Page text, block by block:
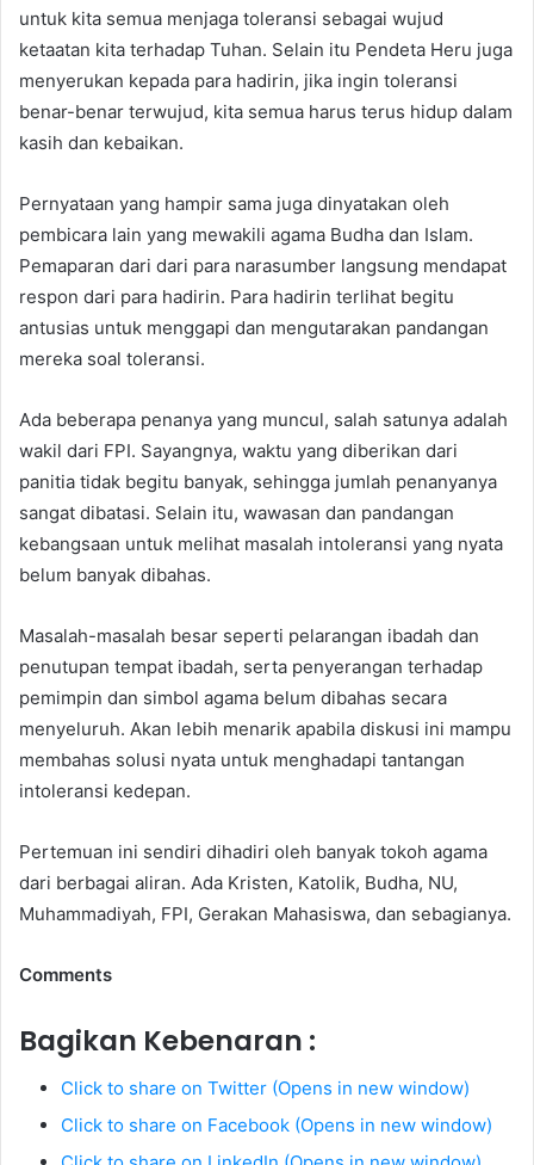
untuk kita semua menjaga toleransi sebagai wujud
ketaatan kita terhadap Tuhan. Selain itu Pendeta Heru juga
menyerukan kepada para hadirin, jika ingin toleransi
benar-benar terwujud, kita semua harus terus hidup dalam
kasih dan kebaikan.
Pernyataan yang hampir sama juga dinyatakan oleh
pembicara lain yang mewakili agama Budha dan Islam.
Pemaparan dari dari para narasumber langsung mendapat
respon dari para hadirin. Para hadirin terlihat begitu
antusias untuk menggapi dan mengutarakan pandangan
mereka soal toleransi.
Ada beberapa penanya yang muncul, salah satunya adalah
wakil dari FPI. Sayangnya, waktu yang diberikan dari
panitia tidak begitu banyak, sehingga jumlah penanyanya
sangat dibatasi. Selain itu, wawasan dan pandangan
kebangsaan untuk melihat masalah intoleransi yang nyata
belum banyak dibahas.
Masalah-masalah besar seperti pelarangan ibadah dan
penutupan tempat ibadah, serta penyerangan terhadap
pemimpin dan simbol agama belum dibahas secara
menyeluruh. Akan lebih menarik apabila diskusi ini mampu
membahas solusi nyata untuk menghadapi tantangan
intoleransi kedepan.
Pertemuan ini sendiri dihadiri oleh banyak tokoh agama
dari berbagai aliran. Ada Kristen, Katolik, Budha, NU,
Muhammadiyah, FPI, Gerakan Mahasiswa, dan sebagianya.
Comments
Bagikan Kebenaran :
Click to share on Twitter (Opens in new window)
Click to share on Facebook (Opens in new window)